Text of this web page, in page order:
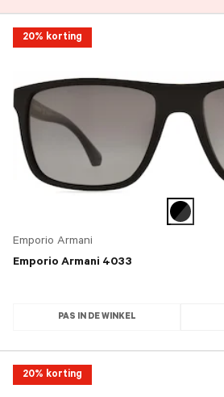
20% korting
Emporio Armani
Emporio Armani 4033
PAS IN DE WINKEL
20% korting